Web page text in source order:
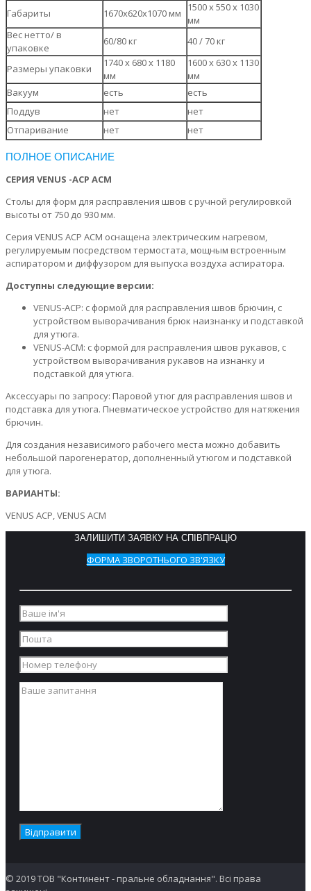
Габариты 1670х620х1070 мм
1500 x 550 x 1030
мм
Вес нетто/ в
упаковке
60/80 кг 40 / 70 кг
Размеры упаковки
1740 x 680 x 1180
мм
1600 x 630 x 1130
мм
Вакуум
есть
есть
Поддув
нет
нет
Отпаривание
нет нет
ПОЛНОЕ ОПИСАНИЕ
СЕРИЯ VENUS -ACP ACM
Столы для форм для расправления швов с ручной регулировкой
высоты от 750 до 930 мм.
Серия VENUS ACP ACM оснащена электрическим нагревом,
регулируемым посредством термостата, мощным встроенным
аспиратором и диффузором для выпуска воздуха аспиратора.
Доступны следующие версии:
VENUS-ACP: с формой для расправления швов брючин, с
устройством выворачивания брюк наизнанку и подставкой
для утюга.
VENUS-ACМ: с формой для расправления швов рукавов, с
устройством выворачивания рукавов на изнанку и
подставкой для утюга.
Аксессуары по запросу: Паровой утюг для расправления швов и
подставка для утюга. Пневматическое устройство для натяжения
брючин.
Для создания независимого рабочего места можно добавить
небольшой парогенератор, дополненный утюгом и подставкой
для утюга.
ВАРИАНТЫ:
VENUS ACP, VENUS ACM
ЗАЛИШИТИ ЗАЯВКУ НА СПІВПРАЦЮ
ФОРМА ЗВОРОТНЬОГО ЗВ'ЯЗКУ
© 2019 ТОВ "Континент - пральне обладнання". Всі права